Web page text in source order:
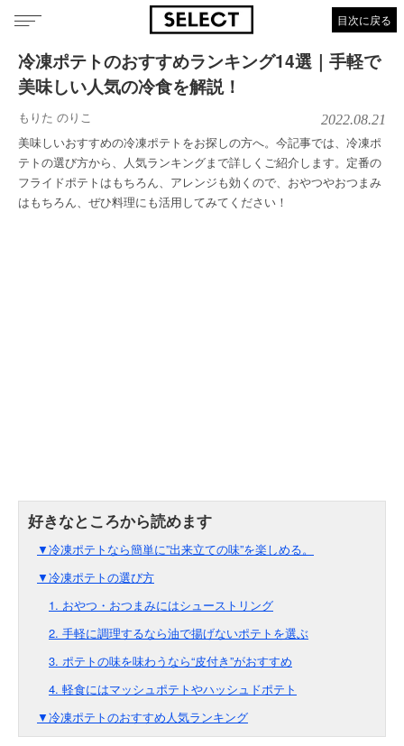
目次に戻る
冷凍ポテトのおすすめランキング14選｜手軽で
美味しい人気の冷食を解説！
もりた のりこ 2022.08.21
美味しいおすすめの冷凍ポテトをお探しの方へ。今記事では、冷凍ポ
テトの選び方から、人気ランキングまで詳しくご紹介します。定番の
フライドポテトはもちろん、アレンジも効くので、おやつやおつまみ
はもちろん、ぜひ料理にも活用してみてください！
▼冷凍ポテトなら簡単に”出来立ての味”を楽しめる。
▼冷凍ポテトの選び方
1. おやつ・おつまみにはシューストリング
2. 手軽に調理するなら油で揚げないポテトを選ぶ
3. ポテトの味を味わうなら“皮付き”がおすすめ
4. 軽食にはマッシュポテトやハッシュドポテト
▼冷凍ポテトのおすすめ人気ランキング